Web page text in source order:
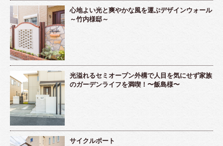
心地よい光と爽やかな風を運ぶデザインウォール
～竹内様邸～
光溢れるセミオープン外構で人目を気にせず家族
のガーデンライフを満喫！〜飯島様〜
サイクルポート